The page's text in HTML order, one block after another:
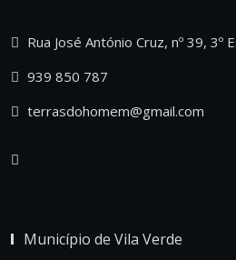
Rua José António Cruz, nº 39,
939 850 787
terrasdohomem@gmail.com
Município de Vila Verde